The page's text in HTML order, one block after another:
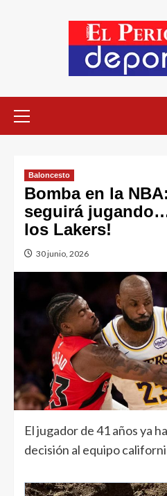
Baloncesto
Bomba en la
seguirá
los Lakers!
30 junio, 2026
El jugador de 41 años ya
decisión al equipo